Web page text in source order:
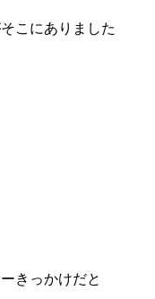
こにありました
きっかけだと